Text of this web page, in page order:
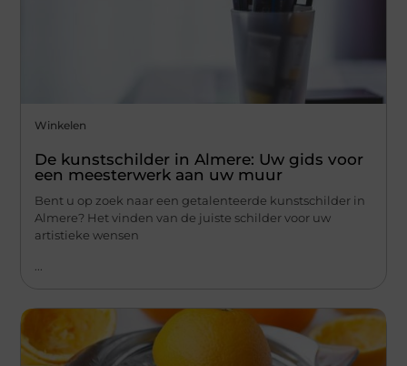
Winkelen
De kunstschilder in Almere: Uw gids voor
een meesterwerk aan uw muur
Bent u op zoek naar een getalenteerde kunstschilder in
Almere? Het vinden van de juiste schilder voor uw
artistieke wensen